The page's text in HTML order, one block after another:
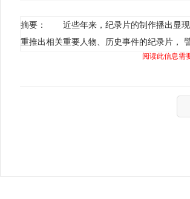
摘要： 近些年来，纪录片的制作播出显现
重推出相关重要人物、历史事件的纪录片，
阅读此信息需